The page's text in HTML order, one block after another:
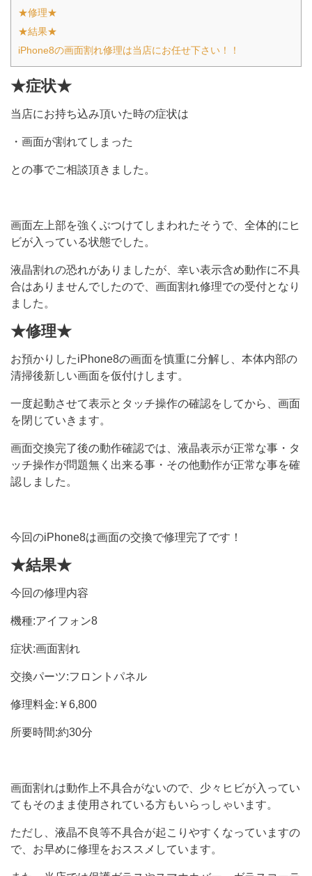
★修理★
★結果★
iPhone8の画面割れ修理は当店にお任せ下さい！！
★症状★
当店にお持ち込み頂いた時の症状は
・画面が割れてしまった
との事でご相談頂きました。
画面左上部を強くぶつけてしまわれたそうで、全体的にヒ
ビが入っている状態でした。
液晶割れの恐れがありましたが、幸い表示含め動作に不具
合はありませんでしたので、画面割れ修理での受付となり
ました。
★修理★
お預かりしたiPhone8の画面を慎重に分解し、本体内部の
清掃後新しい画面を仮付けします。
一度起動させて表示とタッチ操作の確認をしてから、画面
を閉じていきます。
画面交換完了後の動作確認では、液晶表示が正常な事・タ
ッチ操作が問題無く出来る事・その他動作が正常な事を確
認しました。
今回のiPhone8は画面の交換で修理完了です！
★結果★
今回の修理内容
機種:アイフォン8
症状:画面割れ
交換パーツ:フロントパネル
修理料金:￥6,800
所要時間:約30分
画面割れは動作上不具合がないので、少々ヒビが入ってい
てもそのまま使用されている方もいらっしゃいます。
ただし、液晶不良等不具合が起こりやすくなっていますの
で、お早めに修理をおススメしています。